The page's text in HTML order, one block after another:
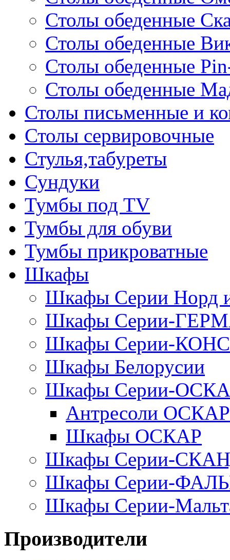
Столы обеденные
Столы обеденные
Столы обеденные
Столы обеденные
Столы письменные и
Столы сервировочные
Стулья,табуреты
Сундуки
Тумбы под TV
Тумбы для обуви
Тумбы прикроватные
Шкафы
Шкафы Серии
Шкафы Серии-
Шкафы Серии-
Шкафы Белорусии
Шкафы Серии-
Антресоли ОСКАР
Шкафы ОСКАР
Шкафы Серии-
Шкафы Серии-
Шкафы Серии-
Производители